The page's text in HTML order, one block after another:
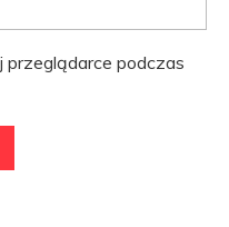
przeglądarce podczas